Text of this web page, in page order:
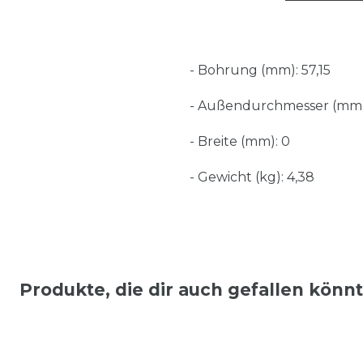
- Bohrung (mm): 57,15
- Außendurchmesser
- Breite (mm): 0
- Gewicht (kg): 4,38
Produkte, die dir auch gefallen